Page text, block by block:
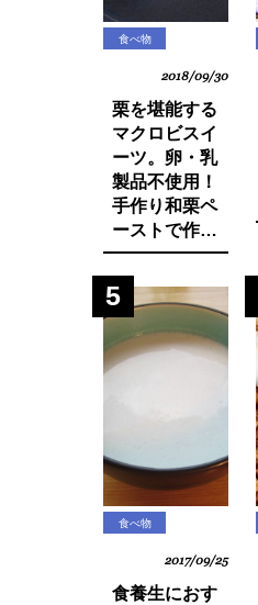
食べ物
2018/09/30
栗を堪能する
マクロビスイ
ーツ。卵・乳
製品不使用！
手作り和栗ペ
ーストで作る
モンブランパ
フェの作り方
5
食べ物
2017/09/25
食養生におす